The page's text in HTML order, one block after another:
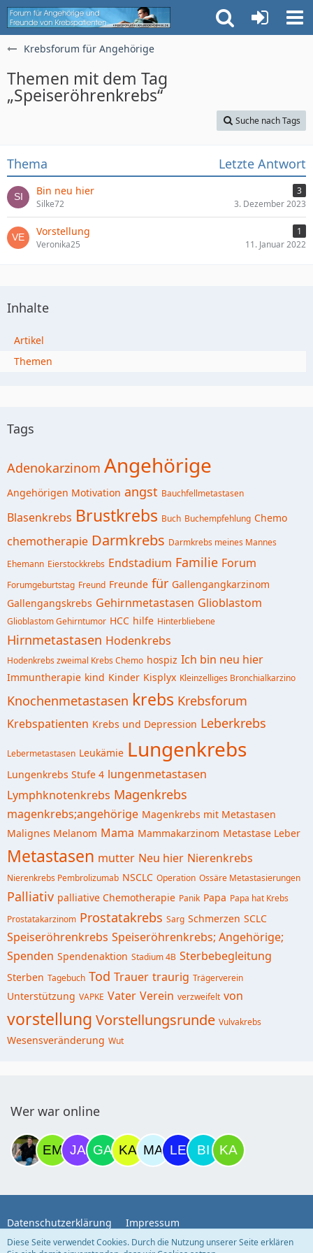
Krebsforum für Angehörige
Themen mit dem Tag
„Speiseröhrenkrebs“
Suche nach Tags
Thema Letzte Antwort
Bin neu hier
3
Silke72
3. Dezember 2023
Vorstellung
1
Veronika25
11. Januar 2022
Inhalte
Artikel
Themen
Tags
Adenokarzinom Angehörige
Angehörigen Motivation angst Bauchfellmetastasen
Blasenkrebs Brustkrebs Buch Buchempfehlung Chemo
chemotherapie Darmkrebs Darmkrebs meines Mannes
Ehemann Eierstockkrebs Endstadium Familie Forum
Forumgeburtstag Freund Freunde für Gallengangkarzinom
Gallengangskrebs Gehirnmetastasen Glioblastom
Glioblastom Gehirntumor HCC hilfe Hinterbliebene
Hirnmetastasen Hodenkrebs
Hodenkrebs zweimal Krebs Chemo hospiz Ich bin neu hier
Immuntherapie kind Kinder Kisplyx Kleinzelliges Bronchialkarzino
Knochenmetastasen krebs Krebsforum
Krebspatienten Krebs und Depression Leberkrebs
Lebermetastasen Leukämie Lungenkrebs
Lungenkrebs Stufe 4 lungenmetastasen
Lymphknotenkrebs Magenkrebs
magenkrebs;angehörige Magenkrebs mit Metastasen
Malignes Melanom Mama Mammakarzinom Metastase Leber
Metastasen mutter Neu hier Nierenkrebs
Nierenkrebs Pembrolizumab NSCLC Operation Ossäre Metastasierungen
Palliativ palliative Chemotherapie Panik Papa Papa hat Krebs
Prostatakarzinom Prostatakrebs Sarg Schmerzen SCLC
Speiseröhrenkrebs Speiseröhrenkrebs; Angehörige;
Spenden Spendenaktion Stadium 4B Sterbebegleitung
Sterben Tagebuch Tod Trauer traurig Trägerverein
Unterstützung VAPKE Vater Verein verzweifelt von
vorstellung Vorstellungsrunde Vulvakrebs
Wesensveränderung Wut
Wer war online
Datenschutzerklärung Impressum
Diese Seite verwendet Cookies. Durch die Nutzung unserer Seite erklären